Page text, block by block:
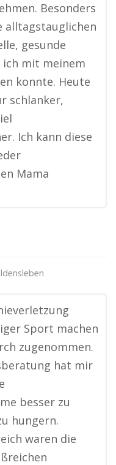
Besonders
alltagstauglichen
gesunde
ich mit meinem
konnte. Heute
schlanker,
Ich kann diese
Mama
Sport machen
zugenommen.
hat mir
besser zu
hungern.
waren die